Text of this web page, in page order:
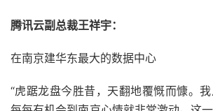
腾讯云副总裁王祥宇：
在南京建华东最大的数据中心
“虎踞龙盘今胜昔，天翻地覆慨而慷。我